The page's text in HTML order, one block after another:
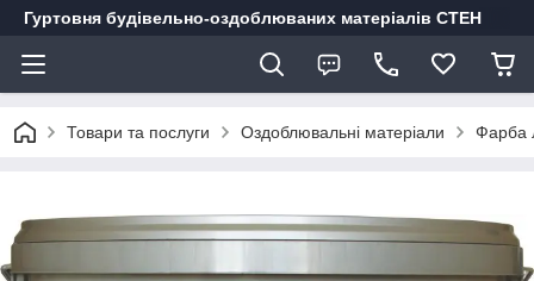
Гуртовня будівельно-оздоблюваних матеріалів СТЕН
Товари та послуги Оздоблювальні матеріали Фарба